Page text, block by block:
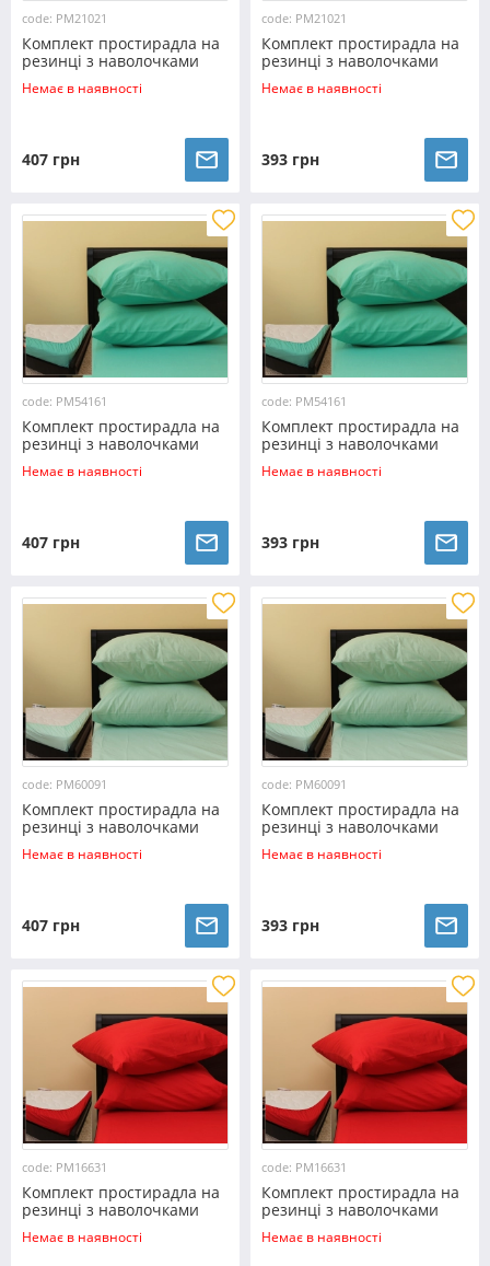
code: PM21021
Комплект простирадла на
резинці з наволочками
(180*200*25) світла пудра
Немає в наявності
407 грн
code: PM21021
Комплект простирадла на
резинці з наволочками
(160*200*25) світла пудра
Немає в наявності
393 грн
code: PM54161
Комплект простирадла на
резинці з наволочками
(180*200*25) бірюза
Немає в наявності
407 грн
code: PM54161
Комплект простирадла на
резинці з наволочками
(160*200*25) бірюза
Немає в наявності
393 грн
code: PM60091
Комплект простирадла на
резинці з наволочками
(180*200*25) світла м'ята
Немає в наявності
407 грн
code: PM60091
Комплект простирадла на
резинці з наволочками
(160*200*25) світла м'ята
Немає в наявності
393 грн
code: PM16631
Комплект простирадла на
резинці з наволочками
(180*200*25) яскраво-
червоний
Немає в наявності
code: PM16631
Комплект простирадла на
резинці з наволочками
(160*200*25) яскраво-
червоний
Немає в наявності